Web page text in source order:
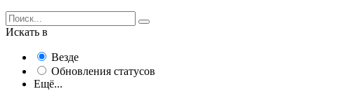
Искать в
Везде
Обновления статусов
Ещё...